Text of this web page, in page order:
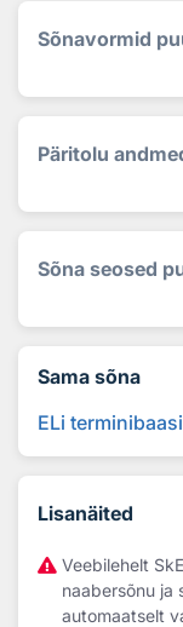
Sõnavormid
Päritolu
Sõna seosed
Sama sõna
ELi
Lisanäited
Veebilehelt
naabersõnu ja
automaatselt